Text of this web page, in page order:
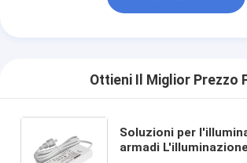
Ottieni Il Miglior Prezzo
Soluzioni per
armadi